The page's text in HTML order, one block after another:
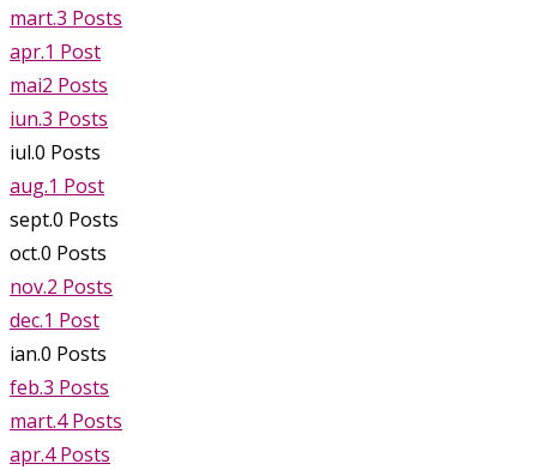
mart.3 Posts
apr.1 Post
mai2 Posts
iun.3 Posts
iul.0 Posts
aug.1 Post
sept.0 Posts
oct.0 Posts
nov.2 Posts
dec.1 Post
ian.0 Posts
feb.3 Posts
mart.4 Posts
apr.4 Posts